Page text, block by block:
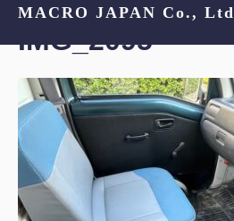
MACRO JAPAN Co., Ltd
IMG_2095